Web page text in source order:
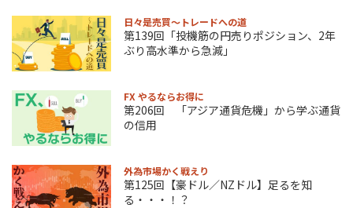
日々是売買～トレードへの道
第139回「投機筋の円売りポジション、2年
ぶり高水準から急減」
FX やるならお得に
第206回 「アジア通貨危機」から学ぶ通貨
の信用
外為市場かく戦えり
第125回【豪ドル／NZドル】足るを知
る・・・！？